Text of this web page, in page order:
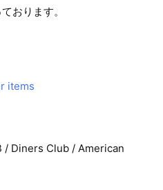
おります。
items
/ Diners Club / American